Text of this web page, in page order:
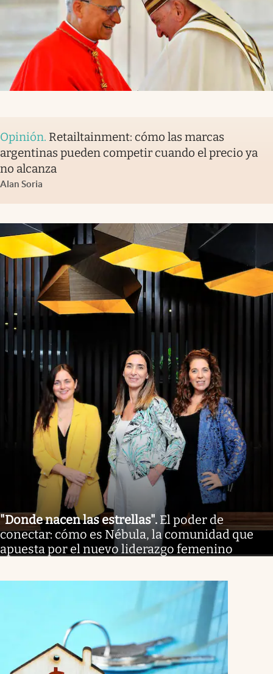
Opinión. Retailtainment: cómo las marcas
argentinas pueden competir cuando el precio ya
no alcanza
Alan Soria
"Donde nacen las estrellas". El poder de
conectar: cómo es Nébula, la comunidad que
apuesta por el nuevo liderazgo femenino